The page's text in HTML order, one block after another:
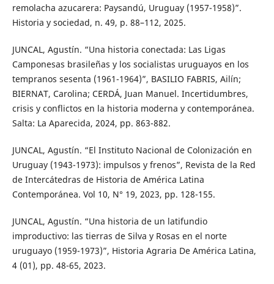
remolacha azucarera: Paysandú, Uruguay (1957-1958)”.
Historia y sociedad, n. 49, p. 88–112, 2025.
JUNCAL, Agustín. “Una historia conectada: Las Ligas
Camponesas brasileñas y los socialistas uruguayos en los
tempranos sesenta (1961-1964)”, BASILIO FABRIS, Ailín;
BIERNAT, Carolina; CERDÁ, Juan Manuel. Incertidumbres,
crisis y conflictos en la historia moderna y contemporánea.
Salta: La Aparecida, 2024, pp. 863-882.
JUNCAL, Agustín. “El Instituto Nacional de Colonización en
Uruguay (1943-1973): impulsos y frenos”, Revista de la Red
de Intercátedras de Historia de América Latina
Contemporánea. Vol 10, N° 19, 2023, pp. 128-155.
JUNCAL, Agustín. “Una historia de un latifundio
improductivo: las tierras de Silva y Rosas en el norte
uruguayo (1959-1973)”, Historia Agraria De América Latina,
4 (01), pp. 48-65, 2023.